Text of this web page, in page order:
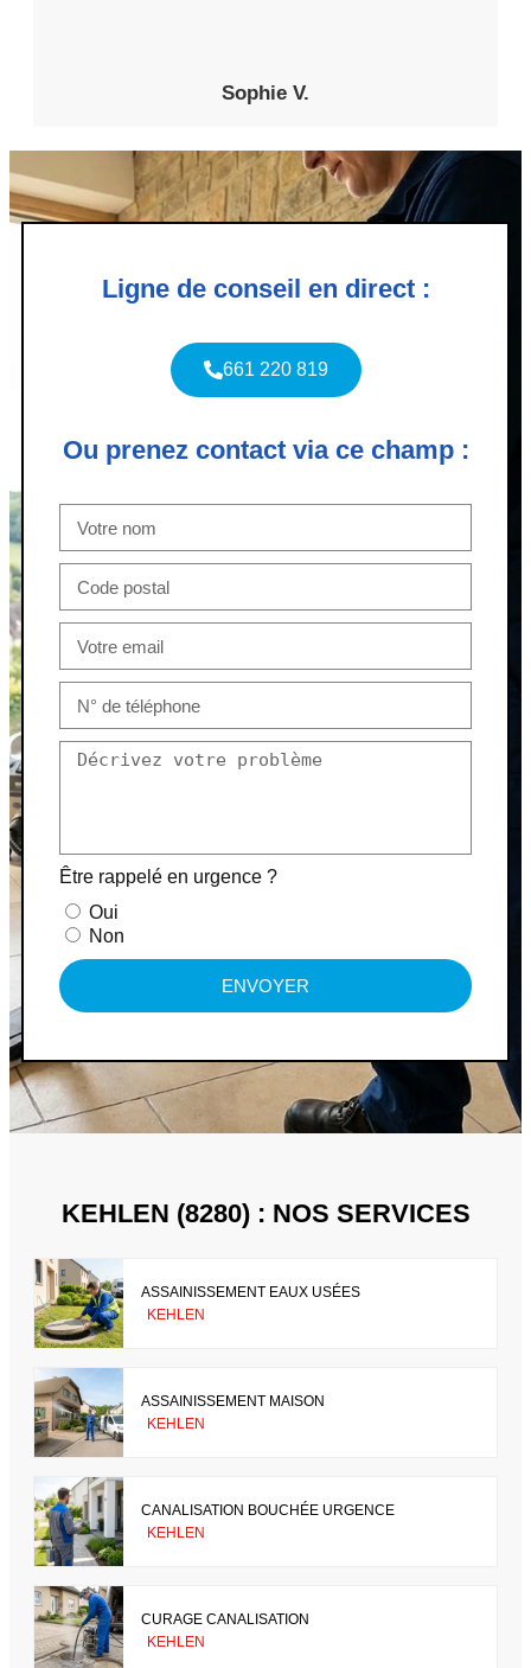
Sophie V.
Ligne de conseil en direct :
661 220 819
Ou prenez contact via ce champ :
Être rappelé en urgence ?
Oui
Non
ENVOYER
KEHLEN (8280) : NOS SERVICES
ASSAINISSEMENT EAUX USÉES
KEHLEN
ASSAINISSEMENT MAISON
KEHLEN
CANALISATION BOUCHÉE URGENCE
KEHLEN
CURAGE CANALISATION
KEHLEN